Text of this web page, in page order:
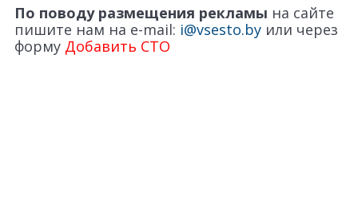
По поводу размещения рекламы на сайте
пишите нам на e-mail: i@vsesto.by или через
форму Добавить СТО